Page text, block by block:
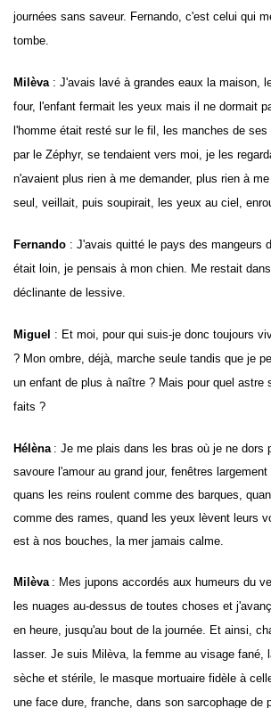
journées sans saveur. Fernando, c'est celui qui
tombe.
Milèva : J'avais lavé à grandes eaux la maison,
four, l'enfant fermait les yeux mais il ne dormait
l'homme était resté sur le fil, les manches de
par le Zéphyr, se tendaient vers moi, je les
n'avaient plus rien à me demander, plus rien à
seul, veillait, puis soupirait, les yeux au ciel,
Fernando : J'avais quitté le pays des mangeurs
était loin, je pensais à mon chien. Me restait
déclinante de lessive.
Miguel : Et moi, pour qui suis-je donc toujours
? Mon ombre, déjà, marche seule tandis que je
un enfant de plus à naître ? Mais pour quel astre
faits ?
Hélèna : Je me plais dans les bras où je ne dors
savoure l'amour au grand jour, fenêtres
quans les reins roulent comme des barques,
comme des rames, quand les yeux lèvent leurs
est à nos bouches, la mer jamais calme.
Milèva : Mes jupons accordés aux humeurs du
les nuages au-dessus de toutes choses et
en heure, jusqu'au bout de la journée. Et ainsi,
lasser. Je suis Milèva, la femme au visage fané,
sèche et stérile, le masque mortuaire fidèle à
une face dure, franche, dans son sarcophage de